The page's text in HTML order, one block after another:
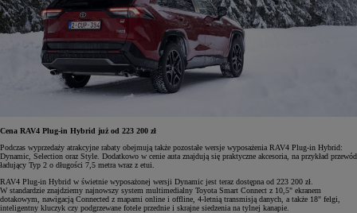
Cena RAV4 Plug-in Hybrid już od 223 200 zł
Podczas wyprzedaży atrakcyjne rabaty obejmują także pozostałe wersje wyposażenia RAV4 Plug-in Hybrid:
Dynamic, Selection oraz Style. Dodatkowo w cenie auta znajdują się praktyczne akcesoria, na przykład przewód
ładujący Typ 2 o długości 7,5 metra wraz z etui.
RAV4 Plug-in Hybrid w świetnie wyposażonej wersji Dynamic jest teraz dostępna od 223 200 zł.
W standardzie znajdziemy najnowszy system multimedialny Toyota Smart Connect z 10,5" ekranem
dotakowym, nawigacją Connected z mapami online i offline, 4-letnią transmisją danych, a także 18" felgi,
inteligentny kluczyk czy podgrzewane fotele przednie i skrajne siedzenia na tylnej kanapie.